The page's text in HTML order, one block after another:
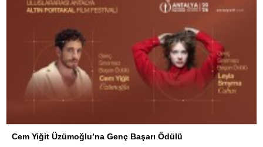
Cem Yiğit Üzümoğlu’na Genç Başarı Ödülü